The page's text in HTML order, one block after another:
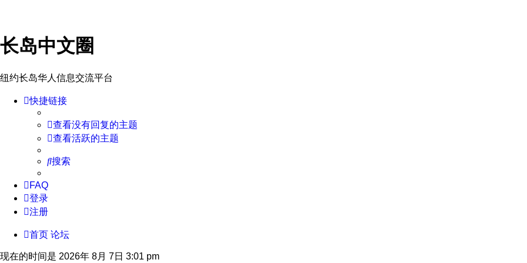
长岛中文圈
纽约长岛华人信息交流平台
快捷链接
查看没有回复的主题
查看活跃的主题
搜索
FAQ
登录
注册
首页 论坛
现在的时间是 2026年 8月 7日 3:01 pm